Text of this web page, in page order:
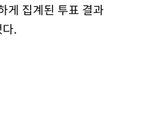
게 집계된 투표 결과
.